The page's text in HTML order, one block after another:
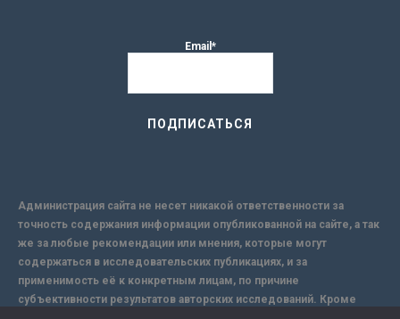
Email*
Администрация сайта не несет никакой ответственности за
точность содержания информации опубликованной на сайте, а так
же за любые рекомендации или мнения, которые могут
содержаться в исследовательских публикациях, и за
применимость её к конкретным лицам, по причине
субъективности результатов авторских исследований. Кроме